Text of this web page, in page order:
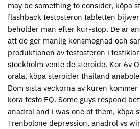
may be something to consider, köpa
flashback testosteron tabletten
beholder man efter kur-stop. De ar
att de ger manlig konsmognad och
produktionen av testosteron i
stockholm vente de steroide. Kor 6v
orala, köpa steroider thailand
Dom sista veckorna av kuren
kora testo EQ. Some guys respond
anadrol and i was one of them, köpa
Trenbolone depression, anadrol vs